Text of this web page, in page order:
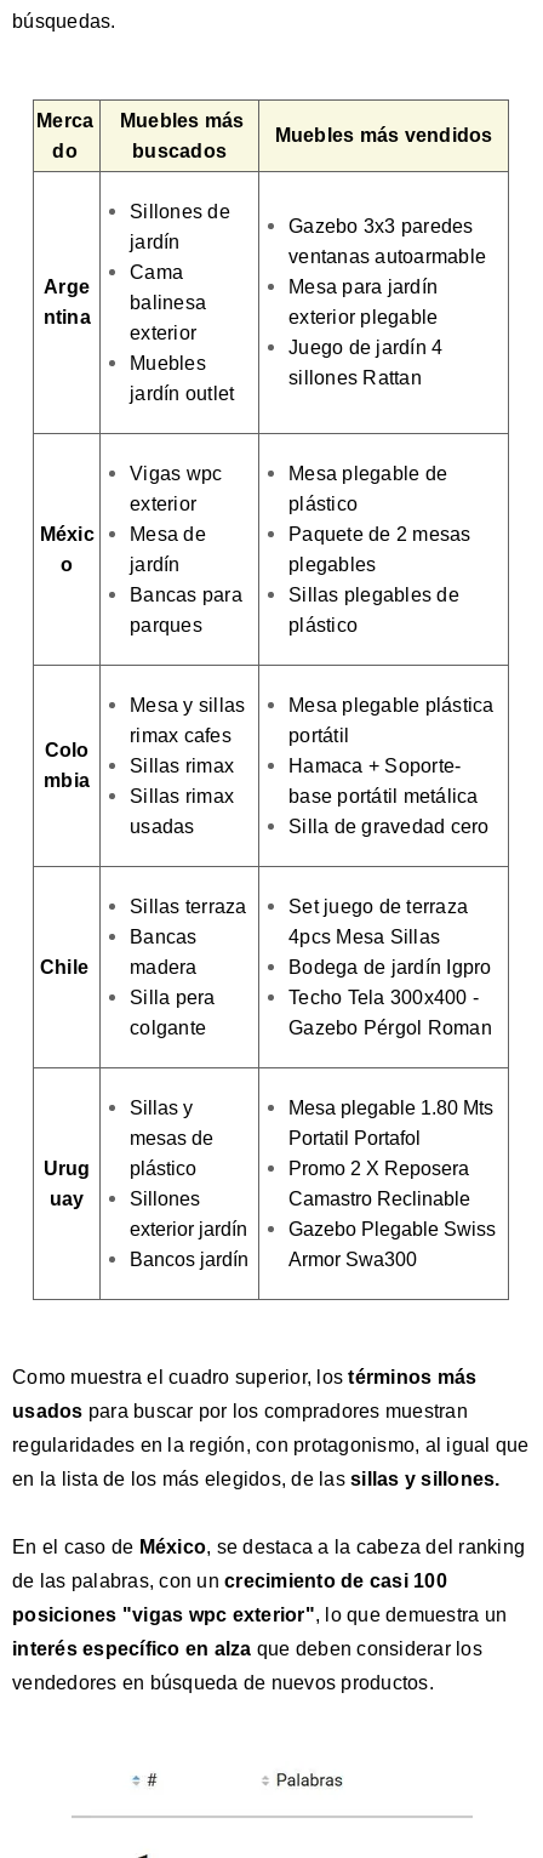
búsquedas.
Merca
do
Muebles más
buscados
Muebles más vendidos
Arge
ntina
Sillones de
jardín
Cama
balinesa
exterior
Muebles
jardín outlet
Gazebo 3x3 paredes
ventanas autoarmable
Mesa para jardín
exterior plegable
Juego de jardín 4
sillones Rattan
Méxic
o
Vigas wpc
exterior
Mesa de
jardín
Bancas para
parques
Mesa plegable de
plástico
Paquete de 2 mesas
plegables
Sillas plegables de
plástico
Colo
mbia
Mesa y sillas
rimax cafes
Sillas rimax
Sillas rimax
usadas
Mesa plegable plástica
portátil
Hamaca + Soporte-
base portátil metálica
Silla de gravedad cero
Chile
Sillas terraza
Bancas
madera
Silla pera
colgante
Set juego de terraza
4pcs Mesa Sillas
Bodega de jardín Igpro
Techo Tela 300x400 -
Gazebo Pérgol Roman
Urug
uay
Sillas y
mesas de
plástico
Sillones
exterior jardín
Bancos jardín
Mesa plegable 1.80 Mts
Portatil Portafol
Promo 2 X Reposera
Camastro Reclinable
Gazebo Plegable Swiss
Armor Swa300
Como muestra el cuadro superior, lostérminos más
usados para buscar por los compradores muestran
regularidades en la región, con protagonismo, al igual que
en la lista de los más elegidos, de las sillas y sillones.
En el caso de México, se destaca a la cabeza del ranking
de las palabras, con un crecimiento de casi 100
posiciones "vigas wpc exterior", lo que demuestra un
interés específico en alza que deben considerar los
vendedores en búsqueda de nuevos productos.